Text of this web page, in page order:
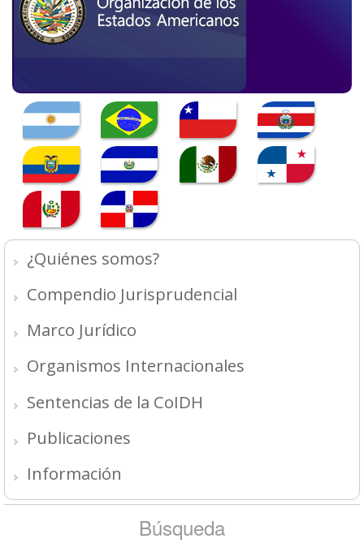
¿Quiénes somos?
Compendio Jurisprudencial
Marco Jurídico
Organismos Internacionales
Sentencias de la CoIDH
Publicaciones
Información
Búsqueda